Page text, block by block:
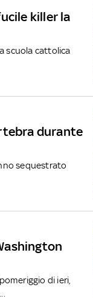
killer la
scuola cattolica
durante
sequestrato
di ieri,